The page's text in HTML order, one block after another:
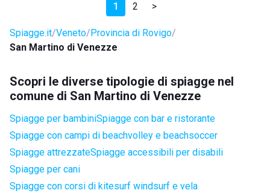
1 2 >
Spiagge.it Veneto Provincia di Rovigo
San Martino di Venezze
Scopri le diverse tipologie di spiagge nel
comune di San Martino di Venezze
Spiagge per bambiniSpiagge con bar e ristorante
Spiagge con campi di beachvolley e beachsoccer
Spiagge attrezzateSpiagge accessibili per disabili
Spiagge per cani
Spiagge con corsi di kitesurf windsurf e vela